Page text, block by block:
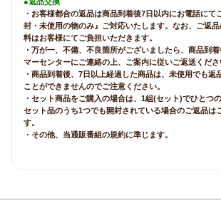
・お客様都合の返品は商品到着後7日以内にお電話にて
封・未使用の物のみ』ご対応いたします。なお、ご返
料はお客様にてご負担いただきます。
・万が一、不備、不良箇所がございましたら、商品到
マーセンターにご連絡の上、ご案内に従いご返送くださ
・商品到着後、7日以上経過した商品は、未使用でも返
ことができませんのでご注意ください。
・セット商品をご購入の場合は、1組(セット)でひとつ
セット品のうち1つでも開封されている場合のご返品は
す。
・その他、当通販番組の規約に準じます。